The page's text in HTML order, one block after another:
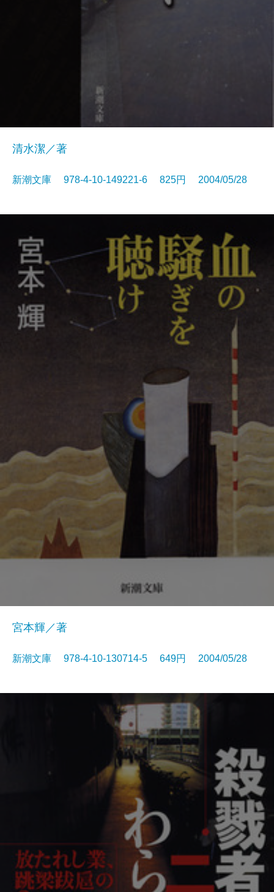
清水潔／著
新潮文庫 978-4-10-149221-6 825円 2004/05/28
宮本輝／著
新潮文庫 978-4-10-130714-5 649円 2004/05/28